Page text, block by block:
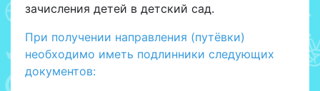
зачисления детей в детский сад.
При получении направления (путёвки)
необходимо иметь подлинники следующих
документов: